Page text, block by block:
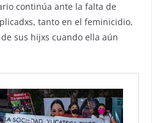
continúa ante la falta de
tanto en el feminicidio,
sus hijxs cuando ella aún